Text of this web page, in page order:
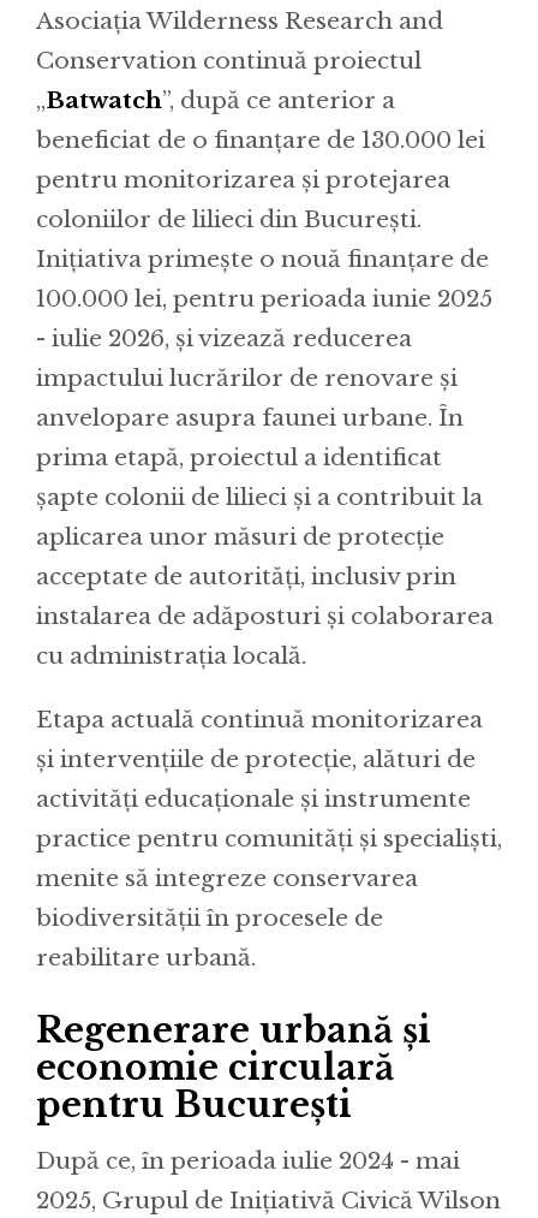
Asociația Wilderness Research and
Conservation continuă proiectul
„Batwatch”, după ce anterior a
beneficiat de o finanțare de 130.000 lei
pentru monitorizarea și protejarea
coloniilor de lilieci din București.
Inițiativa primește o nouă finanțare de
100.000 lei, pentru perioada iunie 2025
- iulie 2026, și vizează reducerea
impactului lucrărilor de renovare și
anvelopare asupra faunei urbane. În
prima etapă, proiectul a identificat
șapte colonii de lilieci și a contribuit la
aplicarea unor măsuri de protecție
acceptate de autorități, inclusiv prin
instalarea de adăposturi și colaborarea
cu administrația locală.
Etapa actuală continuă monitorizarea
și intervențiile de protecție, alături de
activități educaționale și instrumente
practice pentru comunități și specialiști,
menite să integreze conservarea
biodiversității în procesele de
reabilitare urbană.
Regenerare urbană și
economie circulară
pentru București
După ce, în perioada iulie 2024 - mai
2025, Grupul de Inițiativă Civică Wilson